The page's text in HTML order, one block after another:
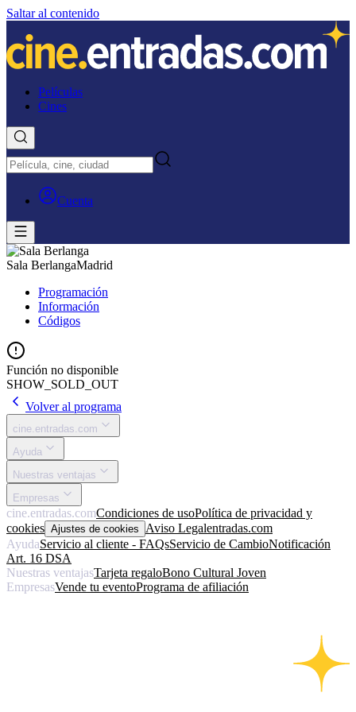
Saltar al contenido
Películas
Cines
Cuenta
Sala BerlangaMadrid
Programación
Información
Códigos
Función no disponible
SHOW_SOLD_OUT
Volver al programa
cine.entradas.com
Ayuda
Nuestras ventajas
Empresas
cine.entradas.comCondiciones de usoPolítica de privacidad y
cookies Ajustes de cookies Aviso Legalentradas.com
AyudaServicio al cliente - FAQsServicio de CambioNotificación
Art. 16 DSA
Nuestras ventajasTarjeta regaloBono Cultural Joven
EmpresasVende tu eventoPrograma de afiliación